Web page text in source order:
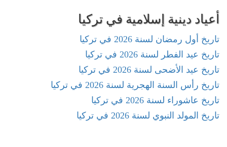
أعياد دينية إسلامية في تركيا
تاريخ أول رمضان لسنة 2026 في تركيا
تاريخ عيد الفطر لسنة 2026 في تركيا
تاريخ عيد الأضحى لسنة 2026 في تركيا
تاريخ رأس السنة الهجرية لسنة 2026 في تركيا
تاريخ عاشوراء لسنة 2026 في تركيا
تاريخ المولد النبوي لسنة 2026 في تركيا